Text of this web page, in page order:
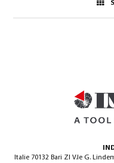
Italie 70132 Bari ZI V.le G.